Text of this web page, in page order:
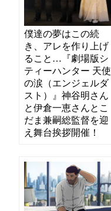
僕達の夢はこの続
き、アレを作り上げ
ること…『劇場版シ
ティーハンター 天使
の涙（エンジェルダ
スト）』神谷明さん
と伊倉一恵さんとこ
だま兼嗣総監督を迎
え舞台挨拶開催！